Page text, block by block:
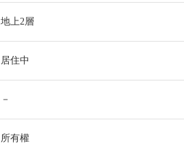
地上2層
居住中
－
所有權